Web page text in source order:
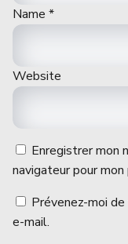
Name *
Website
Enregistrer mon
navigateur pour
Prévenez-moi
e-mail.